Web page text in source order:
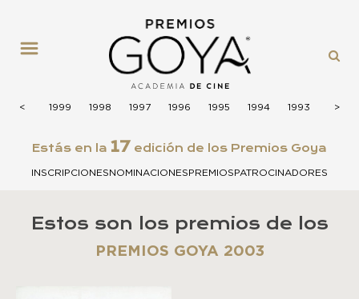
<
<
2000 1999 1998 1997 1996 1995 1994 1993 1992
>
>
Estás en la 17 edición de los Premios Goya
INSCRIPCIONESNOMINACIONESPREMIOSPATROCINADORES
Estos son los premios de los
PREMIOS GOYA 2003